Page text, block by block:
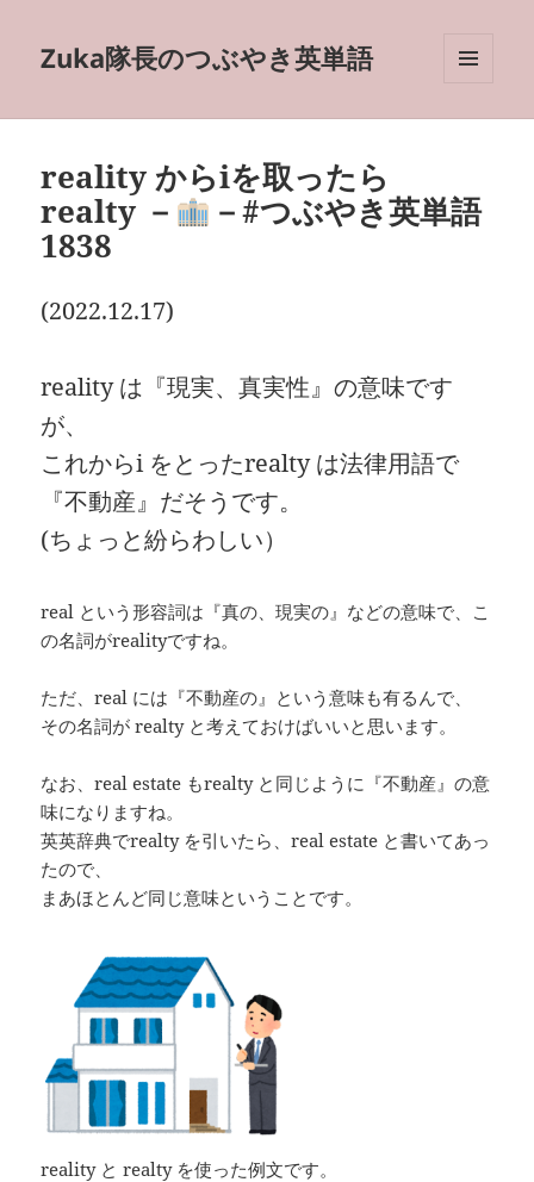
Zuka隊長のつぶやき英単語
ーとウ
reality からiを取ったら
realty －
－#つぶやき英単語
1838
(2022.12.17)
reality は『現実、真実性』の意味です
が、
これからi をとったrealty は法律用語で
『不動産』だそうです。
(ちょっと紛らわしい）
real という形容詞は『真の、現実の』などの意味で、こ
の名詞がrealityですね。
ただ、real には『不動産の』という意味も有るんで、
その名詞が realty と考えておけばいいと思います。
なお、real estate もrealty と同じように『不動産』の意
味になりますね。
英英辞典でrealty を引いたら、real estate と書いてあっ
たので、
まあほとんど同じ意味ということです。
reality と realty を使った例文です。